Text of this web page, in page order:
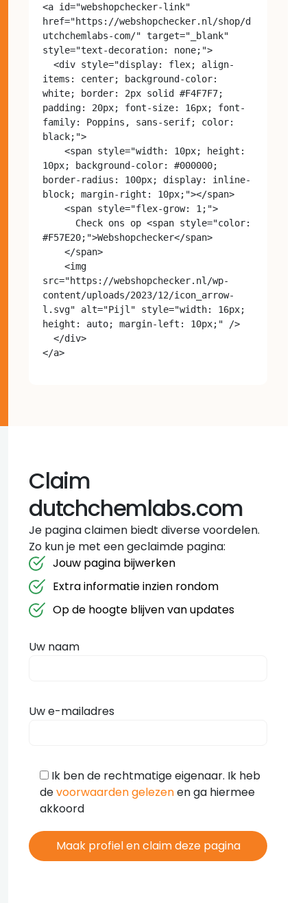
<a id="webshopchecker-link"
href="https://webshopchecker.nl/shop/d
utchchemlabs-com/" target="_blank"
style="text-decoration: none;">
items: center; background-color:
white; border: 2px solid #F4F7F7;
padding: 20px; font-size: 16px; font-
family: Poppins, sans-serif; color:
black;">
10px; background-color: #000000;
border-radius: 100px; display: inline-
block; margin-right: 10px;"></span>
#F57E20;">Webshopchecker</span>
src="https://webshopchecker.nl/wp-
content/uploads/2023/12/icon_arrow-
l.svg" alt="Pijl" style="width: 16px;
height: auto; margin-left: 10px;" />
Claim
dutchchemlabs.com
Je pagina claimen biedt diverse voordelen.
Zo kun je met een geclaimde pagina:
Jouw pagina bijwerken
Extra informatie inzien rondom
Op de hoogte blijven van updates
Uw naam
Uw e-mailadres
Ik ben de rechtmatige eigenaar. Ik heb
devoorwaarden gelezenen ga hiermee
akkoord